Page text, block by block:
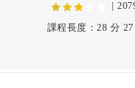
|
課程長度：28 分